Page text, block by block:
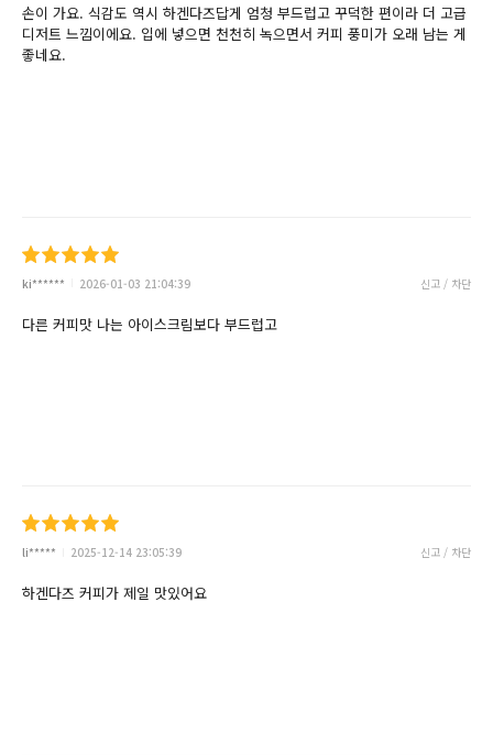
손이 가요. 식감도 역시 하겐다즈답게 엄청 부드럽고 꾸덕한 편이라 더 고급
디저트 느낌이에요. 입에 넣으면 천천히 녹으면서 커피 풍미가 오래 남는 게
좋네요.
ki****** 2026-01-03 21:04:39 신고 / 차단
다른 커피맛 나는 아이스크림보다 부드럽고
li***** 2025-12-14 23:05:39 신고 / 차단
하겐다즈 커피가 제일 맛있어요